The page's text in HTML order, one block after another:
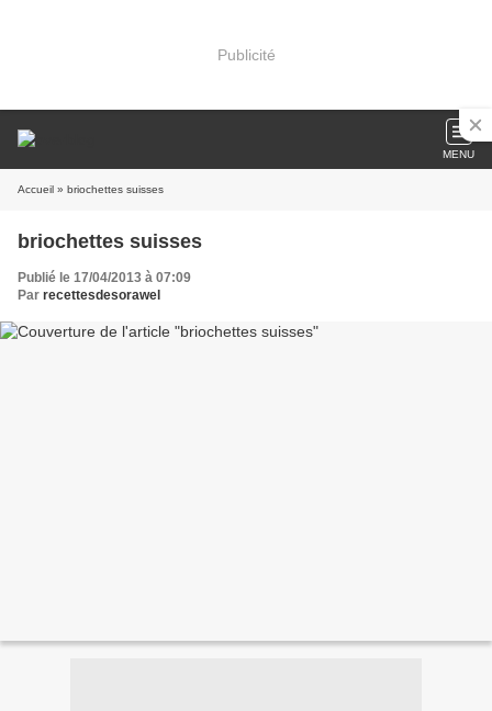
Publicité
MENU
Accueil » briochettes suisses
briochettes suisses
Publié le 17/04/2013 à 07:09
Par recettesdesorawel